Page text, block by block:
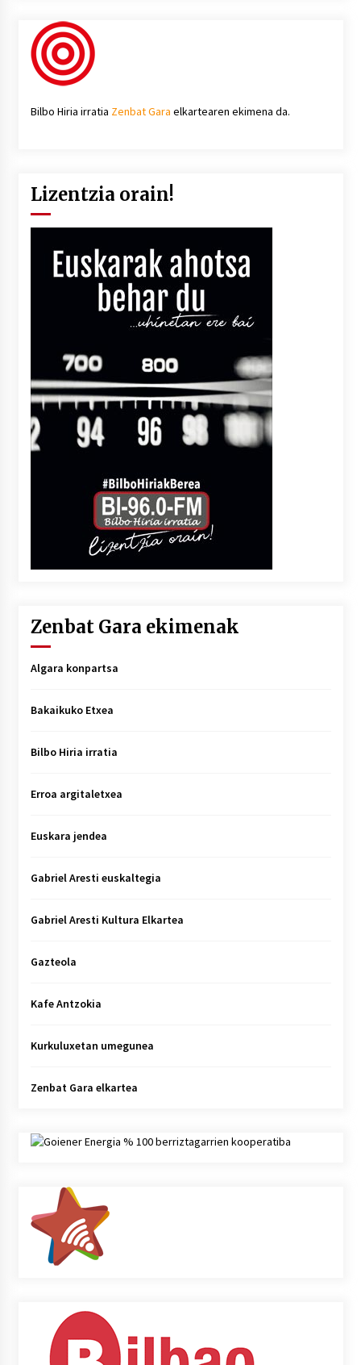
Bilbo Hiria irratia Zenbat Gara elkartearen ekimena da.
Lizentzia orain!
Zenbat Gara ekimenak
Algara konpartsa
Bakaikuko Etxea
Bilbo Hiria irratia
Erroa argitaletxea
Euskara jendea
Gabriel Aresti euskaltegia
Gabriel Aresti Kultura Elkartea
Gazteola
Kafe Antzokia
Kurkuluxetan umegunea
Zenbat Gara elkartea